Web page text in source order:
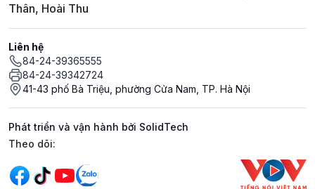
Thân, Hoài Thu
Liên hệ
84-24-39365555
84-24-39342724
41-43 phố Bà Triệu, phường Cửa Nam, TP. Hà Nội
Phát triển và vận hành bởi SolidTech
Mạng xã hội
Theo dõi: